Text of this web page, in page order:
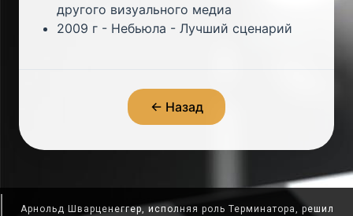
другого визуального медиа
2009 г - Небьюла - Лучший сценарий
← Назад
Арнольд Шварценеггер, исполняя роль Терминатора, решил